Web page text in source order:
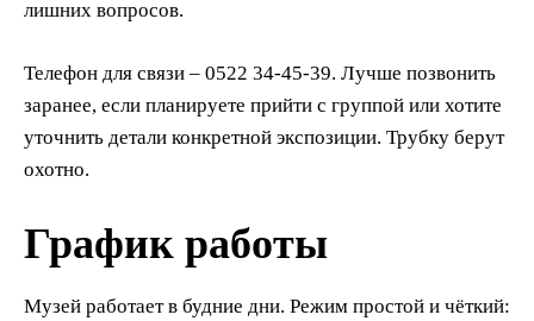
лишних вопросов.
Телефон для связи – 0522 34-45-39. Лучше позвонить
заранее, если планируете прийти с группой или хотите
уточнить детали конкретной экспозиции. Трубку берут
охотно.
График работы
Музей работает в будние дни. Режим простой и чёткий: